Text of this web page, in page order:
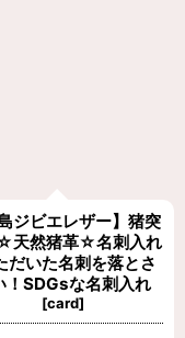
島ジビエレザー】猪突
天然猪革☆名刺入れ
だいた名刺を落とさ
！SDGsな名刺入れ
[card]